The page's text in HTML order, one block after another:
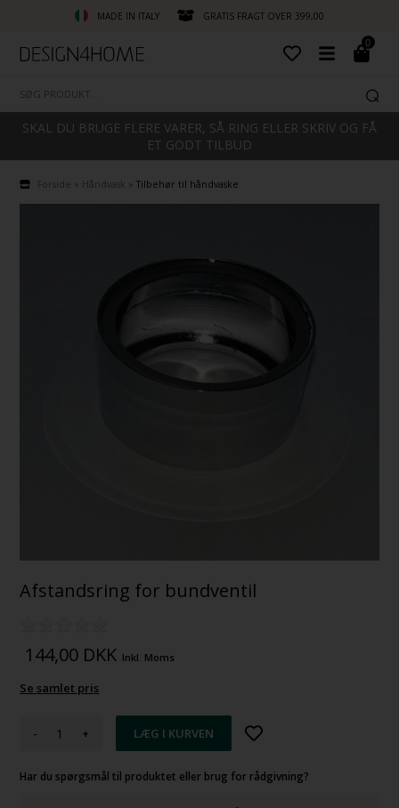
MADE IN ITALY GRATIS FRAGT OVER 399,00
0
SKAL DU BRUGE FLERE VARER, SÅ RING ELLER SKRIV OG FÅ
ET GODT TILBUD
Forside Håndvask »Tilbehør til håndvaske
Afstandsring for bundventil
144,00 DKK Inkl. Moms
Se samlet pris
- +
Har du spørgsmål til produktet eller brug for rådgivning?